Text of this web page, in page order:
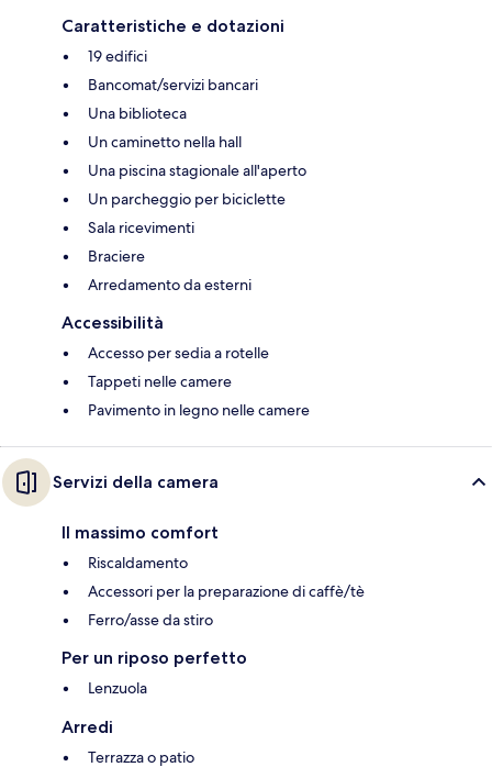
Caratteristiche e dotazioni
19 edifici
Bancomat/servizi bancari
Una biblioteca
Un caminetto nella hall
Una piscina stagionale all'aperto
Un parcheggio per biciclette
Sala ricevimenti
Braciere
Arredamento da esterni
Accessibilità
Accesso per sedia a rotelle
Tappeti nelle camere
Pavimento in legno nelle camere
Servizi della camera
Il massimo comfort
Riscaldamento
Accessori per la preparazione di caffè/tè
Ferro/asse da stiro
Per un riposo perfetto
Lenzuola
Arredi
Terrazza o patio